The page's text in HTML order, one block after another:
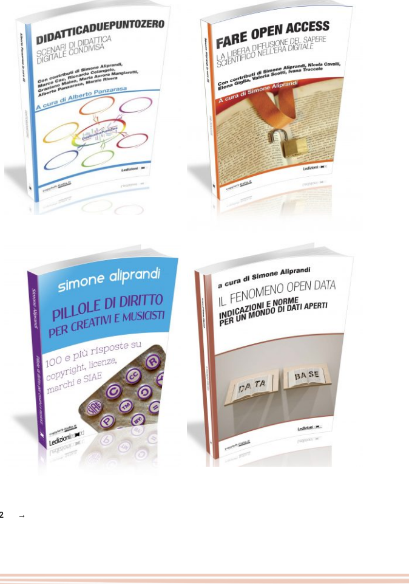
CartaceoeBook in ePub
eBook in PDF
0,00€ 14,00€
Select options
Cartaceo
eBook in ePub
eBook in PDF
0,00€ 14,00€
Select options
CartaceoeBook in ePub
2,99 7,50€
Select options
Cartaceo
12,00€
→